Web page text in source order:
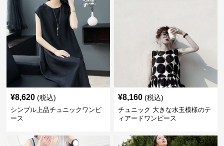
¥8,620 (税込)
シンプル上品チュニックワンピ
ース
¥8,160 (税込)
チュニック 大きな水玉模様のテ
ィアードワンピース